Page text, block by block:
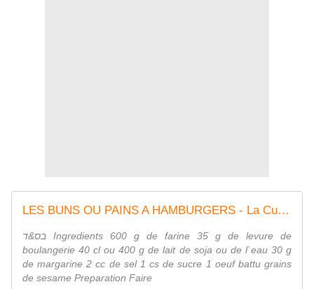
LES BUNS OU PAINS A HAMBURGERS - La Cuisine Juive Sepharad et autres recettes gourmandes ...
בס&ד Ingredients 600 g de farine 35 g de levure de
boulangerie 40 cl ou 400 g de lait de soja ou de l`eau 30 g
de margarine 2 cc de sel 1 cs de sucre 1 oeuf battu grains
de sesame Preparation Faire